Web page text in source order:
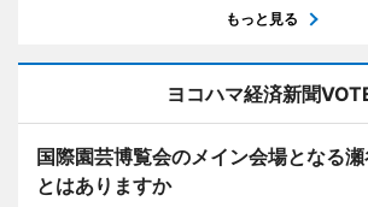
もっと見る
ヨコハマ経済新聞
国際園芸博覧会のメイン会場となる
とはありますか